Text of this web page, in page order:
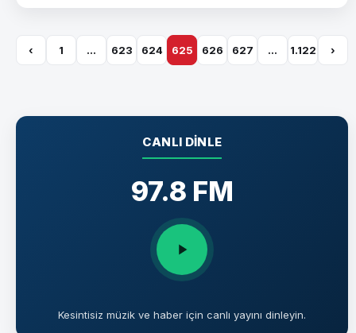
‹ 1 … 623 624 625 626 627 … 1.122 ›
CANLI DINLE
97.8 FM
Kesintisiz müzik ve haber için canlı yayını dinleyin.